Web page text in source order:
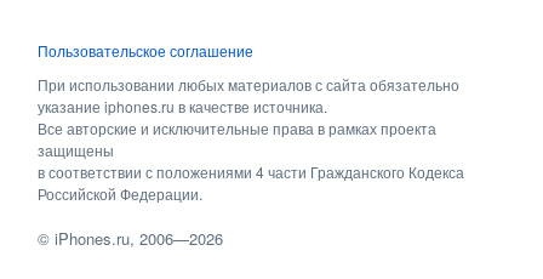
Пользовательское соглашение
При использовании любых материалов с сайта обязательно
указание iphones.ru в качестве источника.
Все авторские и исключительные права в рамках проекта
защищены
в соответствии с положениями 4 части Гражданского Кодекса
Российской Федерации.
©iPhones.ru, 2006—2026